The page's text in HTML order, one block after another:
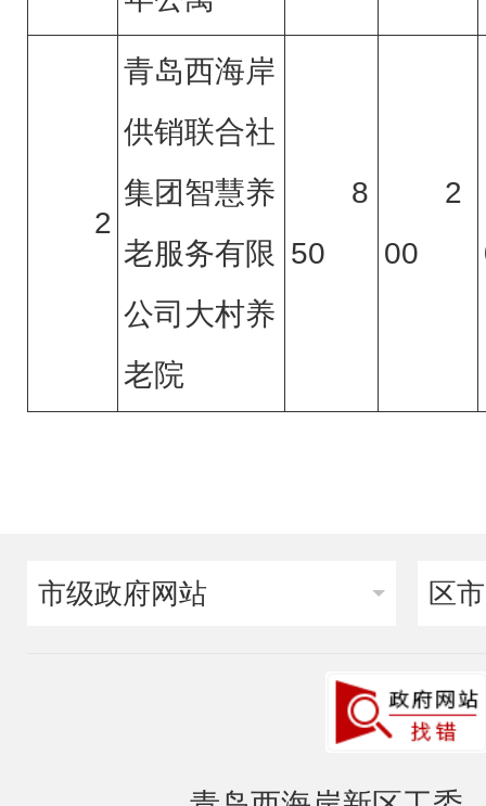
2
青岛西海岸
供销联合社
集团智慧养
老服务有限
公司大村养
老院
8
50
2
00
市级政府网站 区